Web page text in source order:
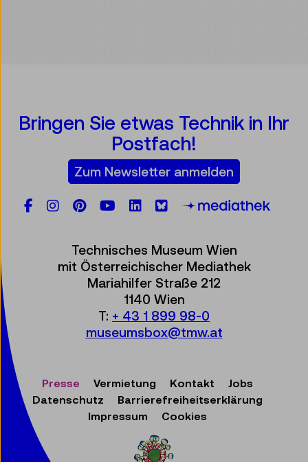
Bringen Sie etwas Technik in Ihr
Postfach!
Zum Newsletter anmelden
Facebook
Instagram
Pinterest
YouTube
LinkedIn
Bluesky
Technisches Museum Wien
mit Österreichischer Mediathek
Mariahilfer Straße 212
1140 Wien
T: + 43 1 899 98-0
museumsbox@tmw.at
Presse Vermietung Kontakt
Jobs
Datenschutz
Barrierefreiheitserklärung
Impressum
Cookies